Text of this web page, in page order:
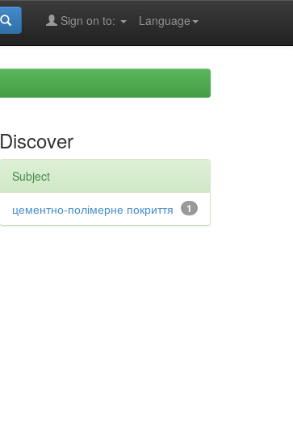
Language
Sign on to:
Discover
Subject
1
цементно-полімерне покриття